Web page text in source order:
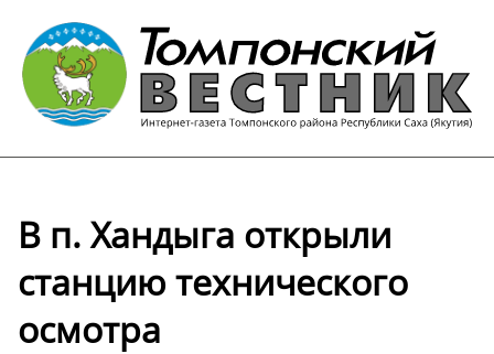
В п. Хандыга открыли
станцию технического
осмотра